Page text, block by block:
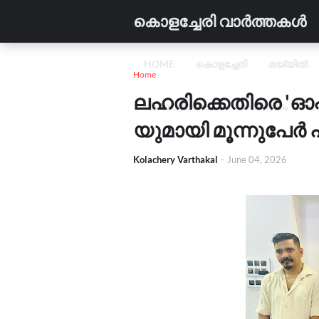
കൊളച്ചേരി വാർത്തകൾ
HOME കൊളച്ചേരി മയ്യിൽ
വിദ്യാഭ്യാസം വാണിജ്യം
Home
ലഹരിക്കെതിരെ
യുമായി മൂന്നുപേർ
Kolachery Varthakal - June 04, 2026